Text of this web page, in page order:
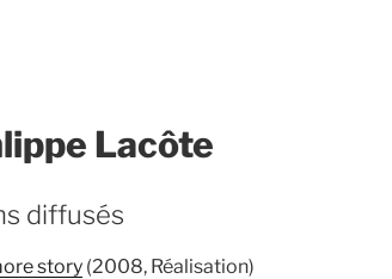
Lacôte
diffusés
story (2008, Réalisation)